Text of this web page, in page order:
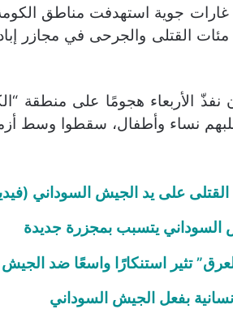
جوية استهدفت مناطق
القتلى والجرحى في مجازر
نفذّ الأربعاء هجومًا على منطقة
أغلبهم نساء وأطفال، سقطوا وسط
على يد الجيش السوداني
السوداني يتسبب بمجزرة جديدة
تثير استنكارًا واسعًا ضد
بفعل الجيش السوداني